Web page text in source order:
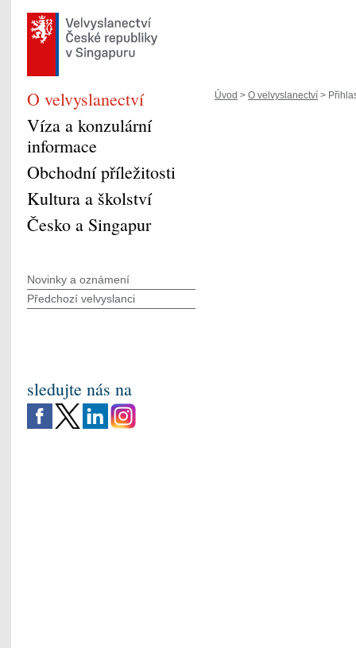
Úvod > O velvyslanectví >
O velvyslanectví
Víza a konzulární
informace
Obchodní příležitosti
Kultura a školství
Česko a Singapur
Novinky a oznámení
Předchozí velvyslanci
sledujte nás na